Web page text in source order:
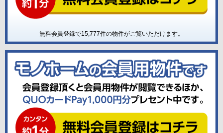
無料会員登録で15,777件の物件がご覧いただけます。